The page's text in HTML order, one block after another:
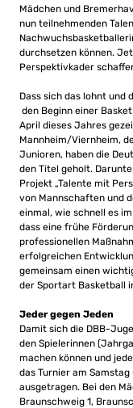
Mädchen und
nun teilnehmenden
durchsetzen können.
Perspektivkader
Dass sich das lohnt und
den Beginn einer
April dieses Jahres
Mannheim/Viernheim,
Junioren, haben die
den Titel geholt.
Projekt „Talente mit
von Mannschaften und
einmal, wie schnell es
dass eine frühe
professionellen
erfolgreichen
gemeinsam einen
der Sportart Basketball
Jeder gegen Jeden
Damit sich die DBB-
den Spielerinnen
machen können und
das Turnier am
ausgetragen. Bei den
Braunschweig 1,